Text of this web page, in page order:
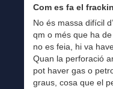
Com es fa el
No és massa difícil
qm o més que ha
no es feia, hi va
Quan la perforació
pot haver gas o
graus, cosa que el